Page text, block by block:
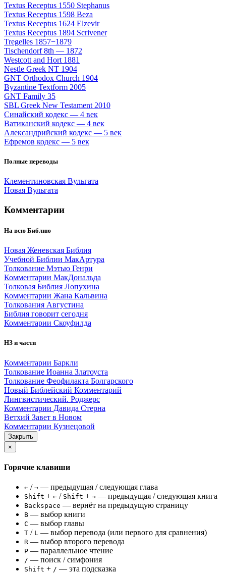
Textus Receptus 1550 Stephanus
Textus Receptus 1598 Beza
Textus Receptus 1624 Elzevir
Textus Receptus 1894 Scrivener
Tregelles 1857−1879
Tischendorf 8th — 1872
Westcott and Hort 1881
Nestle Greek NT 1904
GNT Orthodox Church 1904
Byzantine Textform 2005
GNT Family 35
SBL Greek New Testament 2010
Синайский кодекс — 4 век
Ватиканский кодекс — 4 век
Александрийский кодекс — 5 век
Ефремов кодекс — 5 век
Полные переводы
Клементиновская Вульгата
Новая Вульгата
Комментарии
На всю Библию
Новая Женевская Библия
Учебной Библии МакАртура
Толкование Мэтью Генри
Комментарии МакДональда
Толковая Библия Лопухина
Комментарии Жана Кальвина
Толкования Августина
Библия говорит сегодня
Комментарии Скоуфилда
НЗ и части
Комментарии Баркли
Толкование Иоанна Златоуста
Толкование Феофилакта Болгарского
Новый Библейский Комментарий
Лингвистический. Роджерс
Комментарии Давида Стерна
Ветхий Завет в Новом
Комментарии Кузнецовой
Закрыть
×
Горячие клавиши
← / → — предыдущая / следующая глава
Shift + ← / Shift + → — предыдущая / следующая книга
Backspace — вернёт на предыдущую страницу
B — выбор книги
C — выбор главы
T / L — выбор перевода (или первого для сравнения)
R — выбор второго перевода
P — параллельное чтение
/ — поиск / симфония
Shift + / — эта подсказка